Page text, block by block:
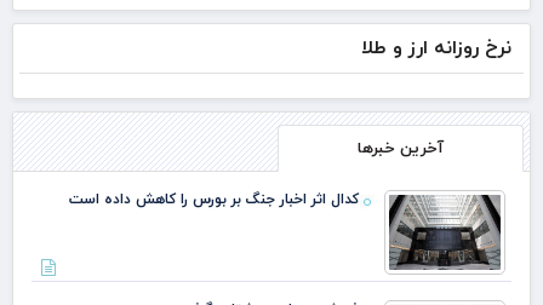
نرخ روزانه ارز و طلا
آخرین خبرها
کدال اثر اخبار جنگ بر بورس را کاهش داده است